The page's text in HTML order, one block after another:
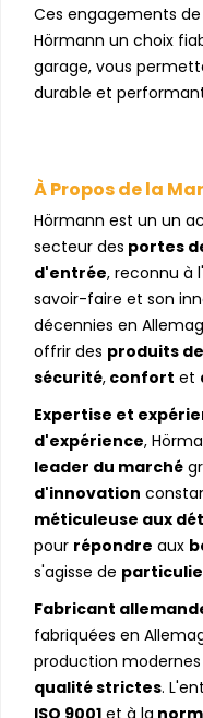
Ces engagements
Hörmann un choix
garage, vous
durable et
À Propos de la
Hörmann est un un
secteur des portes
d'entrée, reconnu à
savoir-faire et son
décennies en
offrir des produits
sécurité, confort et
Expertise et
d'expérience,
leader du marché
d'innovation
méticuleuse aux
pour répondre aux
s'agisse de
Fabricant
fabriquées en
production
qualité strictes.